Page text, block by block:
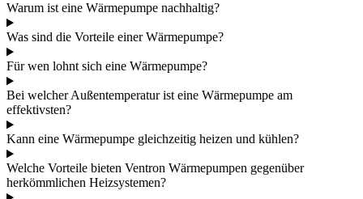
Warum ist eine Wärmepumpe nachhaltig?
Was sind die Vorteile einer Wärmepumpe?
Für wen lohnt sich eine Wärmepumpe?
Bei welcher Außentemperatur ist eine Wärmepumpe am
effektivsten?
Kann eine Wärmepumpe gleichzeitig heizen und kühlen?
Welche Vorteile bieten Ventron Wärmepumpen gegenüber
herkömmlichen Heizsystemen?